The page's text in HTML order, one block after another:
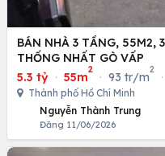
BÁN NHÀ 3 TẦNG, 55M2,
THỐNG NHẤT GÒ VẤP
5.3 tỷ · 55m
2
· 93 tr/m
2
·
Thành phố Hồ Chí Minh
Nguyễn Thành Trung
Đăng 11/06/2026